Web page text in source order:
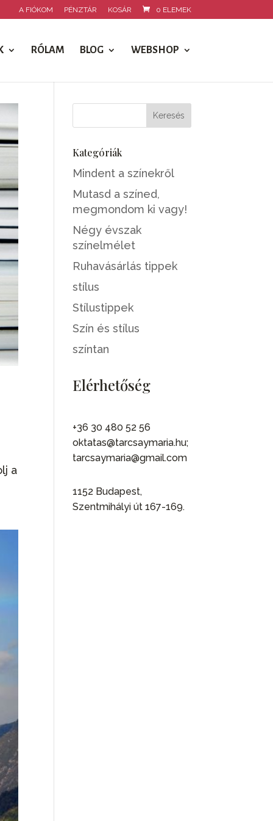
A FIÓKOM PÉNZTÁR KOSÁR 0 ELEMEK
RÓLAM BLOG WEBSHOP
a
Kategóriák
Mindent a színekről
Mutasd a színed,
megmondom ki vagy!
Négy évszak
színelmélet
Ruhavásárlás tippek
stílus
Stílustippek
Szín és stílus
színtan
Elérhetőség
+36 30 480 52 56
oktatas@tarcsaymaria.hu;
tarcsaymaria@gmail.com
1152 Budapest,
Szentmihályi út 167-169.